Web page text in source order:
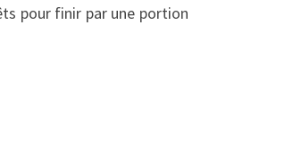
pour finir par une portion